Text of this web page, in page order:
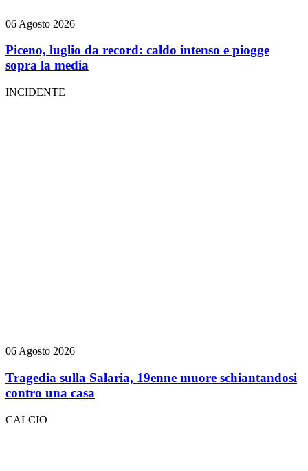
06 Agosto 2026
Piceno, luglio da record: caldo intenso e piogge
sopra la media
INCIDENTE
06 Agosto 2026
Tragedia sulla Salaria, 19enne muore schiantandosi
contro una casa
CALCIO